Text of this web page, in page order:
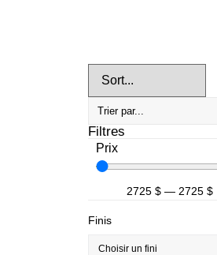
Filtres
Prix
2725 $ — 2725 $
Finis
Choisir un fini